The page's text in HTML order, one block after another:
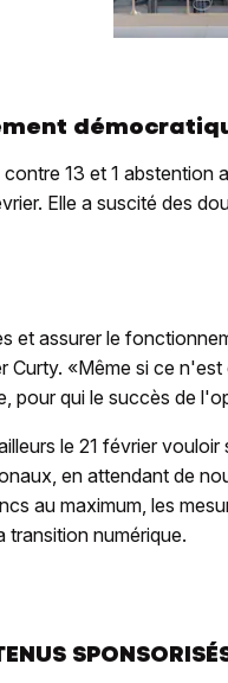
13 et 1 abstention
Elle a suscité des
et assurer le
Curty. «Même si ce
pour qui le succès de
le 21 février
en attendant de
au maximum, les
transition numérique.